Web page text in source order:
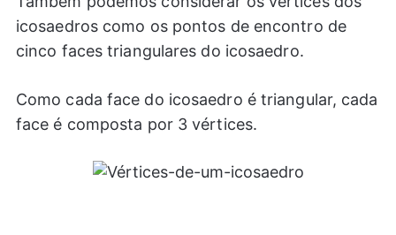
icosaedros como os pontos de encontro de
cinco faces triangulares do icosaedro.
Como cada face do icosaedro é triangular, cada
face é composta por 3 vértices.